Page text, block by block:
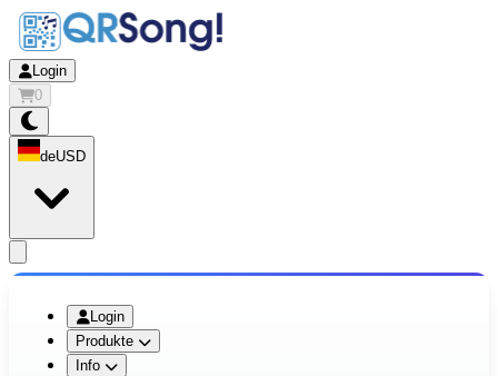
Login
0
deUSD
Login
Produkte
Info